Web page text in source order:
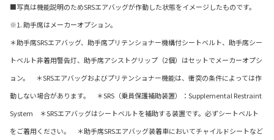
■写真は機能説明のためSRSエアバッグが作動した状態をイメージしたものです。
※1. 助手席はメーカーオプション。
＊助手席SRSエアバッグ、助手席プリテンショナー機構付シートベルト、助手席シー
トベルト非着用警告灯、助手席アシストグリップ（2個）はセットでメーカーオプシ
ョン。 ＊SRSエアバッグおよびプリテンショナー機能は、衝突の条件によっては作
動しない場合があります。 ＊SRS（乗員保護補助装置）：Supplemental Restraint
System ＊SRSエアバッグはシートベルトを補助する装置です。必ずシートベルト
をご着用ください。 ＊助手席SRSエアバッグ装着車においてチャイルドシートなど